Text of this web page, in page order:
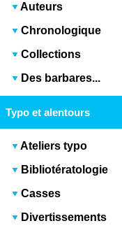
Auteurs
Chronologique
Collections
Des barbares...
Typo et alentours
Ateliers typo
Bibliotératologie
Casses
Divertissements